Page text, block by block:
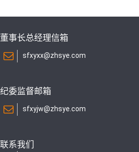
董事长总经理信箱
sfxyxx@zhsye.com
纪委监督邮箱
sfxyjw@zhsye.com
联系我们